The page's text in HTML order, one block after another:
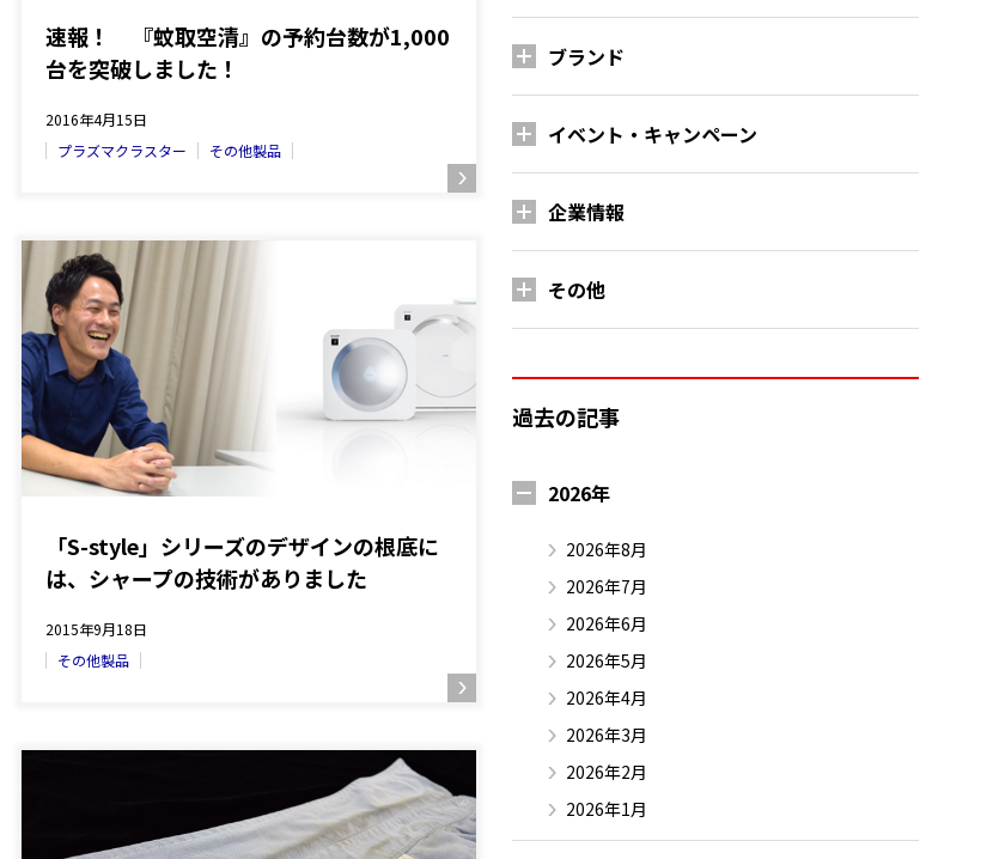
速報！ 『蚊取空清』の予約台数が1,000
台を突破しました！
2016年4月15日
プラズマクラスター
その他製品
「S-style」シリーズのデザインの根底に
は、シャープの技術がありました
2015年9月18日
その他製品
ブランド
イベント・キャンペーン
企業情報
その他
過去の記事
2026年
2026年8月
2026年7月
2026年6月
2026年5月
2026年4月
2026年3月
2026年2月
2026年1月